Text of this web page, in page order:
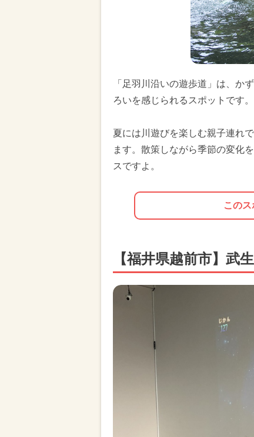
「足羽川沿いの遊歩道」は、か
ろいを感じられるスポットです。
夏には川遊びを楽しむ親子連れ
ます。散策しながら季節の変化
スですよ。
この
【福井県越前市】武